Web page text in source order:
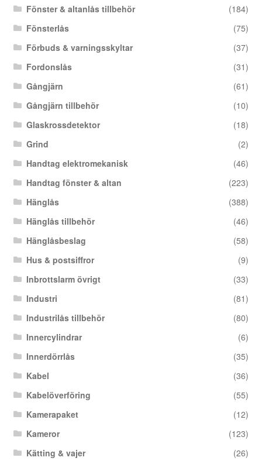
Fönster & altanlås tillbehör
(184)
Fönsterlås
(75)
Förbuds & varningsskyltar
(37)
Fordonslås
(31)
Gångjärn
(61)
Gångjärn tillbehör
(10)
Glaskrossdetektor
(18)
Grind
(2)
Handtag elektromekanisk
(46)
Handtag fönster & altan
(223)
Hänglås
(388)
Hänglås tillbehör
(46)
Hänglåsbeslag
(58)
Hus & postsiffror
(9)
Inbrottslarm övrigt
(33)
Industri
(81)
Industrilås tillbehör
(80)
Innercylindrar
(6)
Innerdörrlås
(35)
Kabel
(36)
Kabelöverföring
(55)
Kamerapaket
(12)
Kameror
(123)
Kätting & vajer
(26)